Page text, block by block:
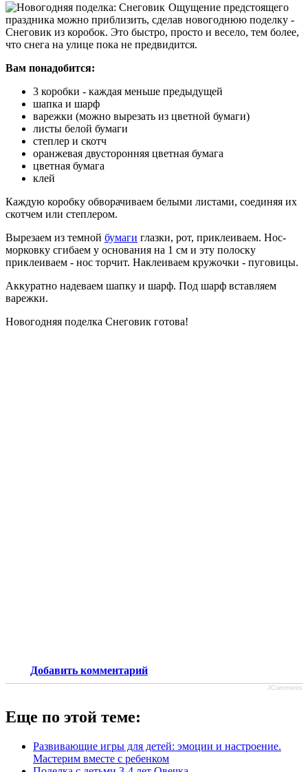
Ощущение предстоящего
праздника можно приблизить, сделав новогоднюю поделку -
Снеговик из коробок. Это быстро, просто и весело, тем более,
что снега на улице пока не предвидится.
Вам понадобится:
3 коробки - каждая меньше предыдущей
шапка и шарф
варежки (можно вырезать из цветной бумаги)
листы белой бумаги
степлер и скотч
оранжевая двусторонняя цветная бумага
цветная бумага
клей
Каждую коробку обворачиваем белыми листами, соединяя их
скотчем или степлером.
Вырезаем из темной бумаги глазки, рот, приклеиваем. Нос-
морковку сгибаем у основания на 1 см и эту полоску
приклеиваем - нос торчит. Наклеиваем кружочки - пуговицы.
Аккуратно надеваем шапку и шарф. Под шарф вставляем
варежки.
Новогодняя поделка Снеговик готова!
Добавить комментарий
JComments
Еще по этой теме:
Развивающие игры для детей: эмоции и настроение.
Мастерим вместе с ребенком